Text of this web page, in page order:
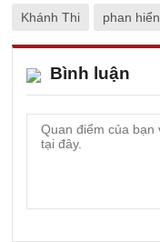
Khánh Thi phan hiển
Bình luận